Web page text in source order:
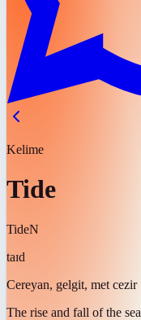
Kelime
Tide
TideN
taɪd
Cereyan, gelgit, met cezir
The rise and fall of the sea